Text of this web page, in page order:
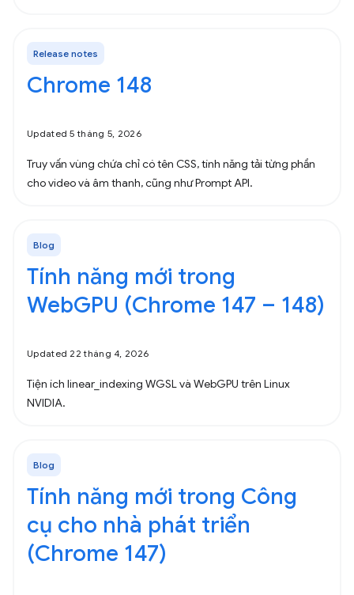
Release notes
Chrome 148
Updated 5 tháng 5, 2026
Truy vấn vùng chứa chỉ có tên CSS, tính năng tải từng phần
cho video và âm thanh, cũng như Prompt API.
Blog
Tính năng mới trong
WebGPU (Chrome 147 – 148)
Updated 22 tháng 4, 2026
Tiện ích linear_indexing WGSL và WebGPU trên Linux
NVIDIA.
Blog
Tính năng mới trong Công
cụ cho nhà phát triển
(Chrome 147)